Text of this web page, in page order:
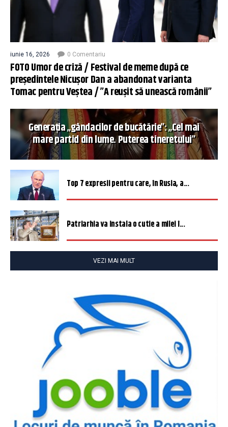
iunie 16, 2026 0 Comentariu
FOTO Umor de criză / Festival de meme după ce
președintele Nicușor Dan a abandonat varianta
Tomac pentru Veștea / ”A reușit să unească românii”
Generația „gândacilor de bucătărie”: „Cel mai
mare partid din lume. Puterea tineretului”
Top 7 expresii pentru care, în Rusia, a...
Patriarhia va instala o cutie a milei î...
VEZI MAI MULT